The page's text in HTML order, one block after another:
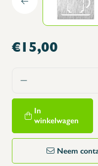
€15,00
In
winkelwagen
Neem